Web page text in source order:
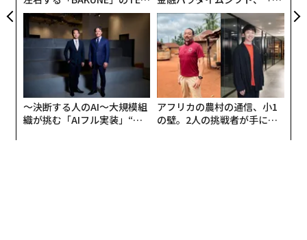
TIALが支える「挑戦者の明
日」
個別化」の核心 【MUFG×ウ
ェルスナビ×PwC】
〜決断する人のAI〜大規模組
織が挑む「AIフル実装」“使
アフリカの農村の通信、小1
の壁。2人の挑戦者が手にし